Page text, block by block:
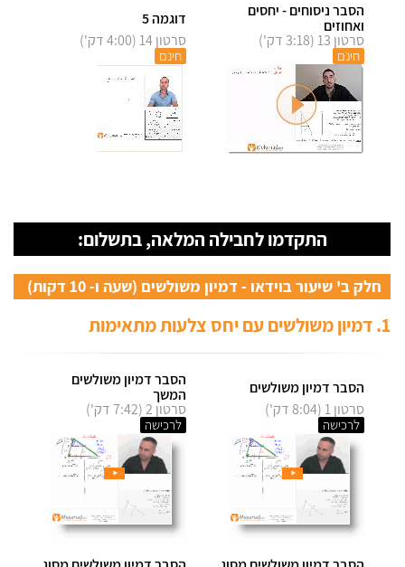
הסבר ניסוחים - יחסים
ואחוזים
סרטון 13 (3:18 דק')
חינם
דוגמה 5
סרטון 14 (4:00 דק')
חינם
התקדמו לחבילה המלאה, בתשלום:
חלק ב' שיעור בוידאו - דמיון משולשים (שעה ו- 10 דקות)
1. דמיון משולשים עם יחס צלעות מתאימות
הסבר דמיון משולשים
סרטון 1 (8:04 דק')
לרכישה
הסבר דמיון משולשים
המשך
סרטון 2 (7:42 דק')
לרכישה